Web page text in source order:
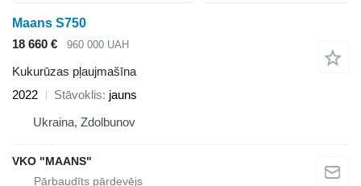
Maans S750
18 660 €
960 000 UAH
Kukurūzas pļaujmašīna
2022
Stāvoklis jauns
Ukraina, Zdolbunov
VKO "MAANS"